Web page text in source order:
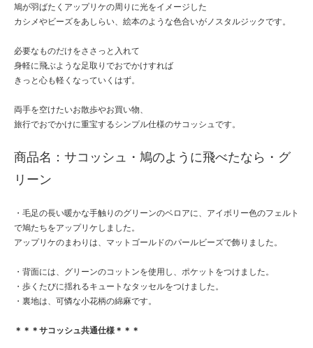
鳩が羽ばたくアップリケの周りに光をイメージした
カシメやビーズをあしらい、絵本のような色合いがノスタルジックです。
必要なものだけをささっと入れて
身軽に飛ぶような足取りでおでかけすれば
きっと心も軽くなっていくはず。
両手を空けたいお散歩やお買い物、
旅行でおでかけに重宝するシンプル仕様のサコッシュです。
商品名：サコッシュ・鳩のように飛べたなら・グ
リーン
・毛足の長い暖かな手触りのグリーンのベロアに、アイボリー色のフェルト
で鳩たちをアップリケしました。
アップリケのまわりは、マットゴールドのパールビーズで飾りました。
・背面には、グリーンのコットンを使用し、ポケットをつけました。
・歩くたびに揺れるキュートなタッセルをつけました。
・裏地は、可憐な小花柄の綿麻です。
＊＊＊サコッシュ共通仕様＊＊＊